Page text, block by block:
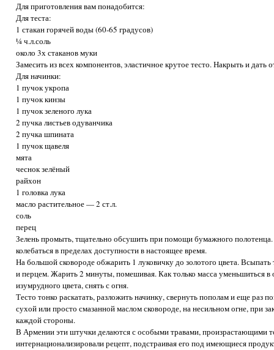
Для приготовления вам понадобится:
Для теста:
1 стакан горячей воды (60-65 градусов)
¼ ч.л.соль
около 3х стаканов муки
Замесить из всех компонентов, эластичное крутое тесто. Накрыть и дать
Для начинки:
1 пучок укропа
1 пучок кинзы
1 пучок зеленого лука
2 пучка листьев одуванчика
2 пучка шпината
1 пучок щавеля
мята
чеснок зелёный
райхон
1 головка лука
масло растительное — 2 ст.л.
соль
перец
Зелень промыть, тщательно обсушить при помощи бумажного
колебаться в пределах доступности в настоящее время.
На большой сковороде обжарить 1 луковичку до золотого цвета.
и перцем. Жарить 2 минуты, помешивая. Как только масса уменьшиться в
изумрудного цвета, снять с огня.
Тесто тонко раскатать, разложить начинку, свернуть пополам и еще раз
сухой или просто смазанной маслом сковороде, на несильном огне, при
каждой стороны.
В Армении эти штучки делаются с особыми травами, произрастающими
интернационализировали рецепт, подстраивая его под имеющиеся